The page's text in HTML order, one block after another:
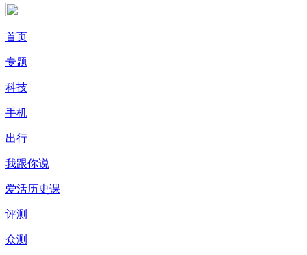
首页
专题
科技
手机
出行
我跟你说
爱活历史课
评测
众测